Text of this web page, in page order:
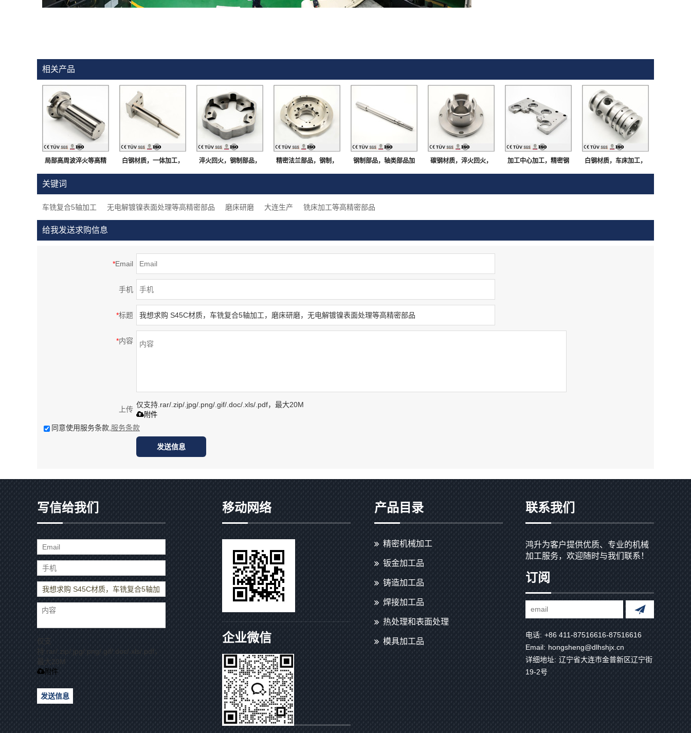
相关产品
局部高周波淬火等高精 白钢材质，一体加工， 淬火回火，钢制部品， 精密法兰部品，钢制， 钢制部品，轴类部品加 碳钢材质，淬火回火， 加工中心加工，精密钢 白钢材质，车床加工，
关键词
车铣复合5轴加工 无电解镀镍表面处理等高精密部品 磨床研磨 大连生产 铣床加工等高精密部品
给我发送求购信息
*Email
手机
*标题
*内容
上传
仅支持.rar/.zip/.jpg/.png/.gif/.doc/.xls/.pdf，最大20M
附件
同意使用服务条款, 服务条款
发送信息
写信给我们
仅支
持.rar/.zip/.jpg/.png/.gif/.doc/.xls/.pdf，
最大20M
附件
发送信息
移动网络
企业微信
产品目录
精密机械加工
钣金加工品
铸造加工品
焊接加工品
热处理和表面处理
模具加工品
联系我们
鸿升为客户提供优质、专业的机械
加工服务，欢迎随时与我们联系！
订阅
电话: +86 411-87516616-87516616
Email: hongsheng@dlhshjx.cn
详细地址: 辽宁省大连市金普新区辽宁街
19-2号